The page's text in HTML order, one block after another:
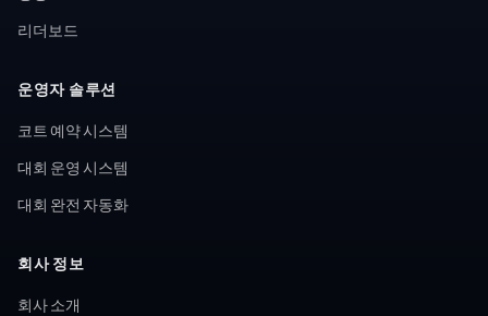
리더보드
운영자 솔루션
코트 예약 시스템
대회 운영 시스템
대회 완전 자동화
회사 정보
회사 소개